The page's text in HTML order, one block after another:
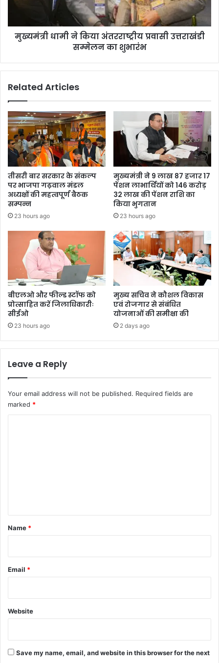
मुख्यमंत्री धामी ने किया अंतरराष्ट्रीय प्रवासी उत्तराखंडी
सम्मेलन का शुभारंभ
Related Articles
तीसरी बार सरकार के संकल्प
पर भाजपा गढ़वाल मंडल
अध्यक्षों की महत्वपूर्ण बैठक
सम्पन्न
23 hours ago
मुख्यमंत्री ने 9 लाख 87 हजार 17
पेंशन लाभार्थियों को 146 करोड़
32 लाख की पेंशन राशि का
किया भुगतान
23 hours ago
बीएलओ और फील्ड स्टॉफ को
प्रोत्साहित करें जिलाधिकारीः
सीईओ
23 hours ago
मुख्य सचिव ने कौशल विकास
एवं रोजगार से संबंधित
योजनाओं की समीक्षा की
2 days ago
Leave a Reply
Your email address will not be published. Required fields are
marked *
*
Name *
Email *
Website
Save my name, email, and website in this browser for the next